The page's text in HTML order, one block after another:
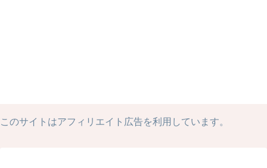
このサイトはアフィリエイト広告を利用しています。